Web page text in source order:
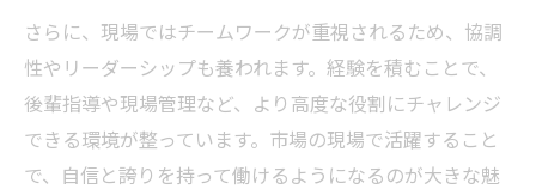
さらに、現場ではチームワークが重視されるため、協調
性やリーダーシップも養われます。経験を積むことで、
後輩指導や現場管理など、より高度な役割にチャレンジ
できる環境が整っています。市場の現場で活躍すること
で、自信と誇りを持って働けるようになるのが大きな魅